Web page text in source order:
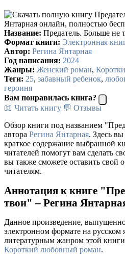
Название: Предатель. Больше не
Формат книги: Электронная
Автор: Регина Янтарная
Год написания: 2024
Жанры: Женский роман,
Теги: 25, забавный ребенок,
героиня
Вам понравилась книга?
📖 Читать книгу 💬 Отзывы
Обзор книги под названием
автора Регина Янтарная. Здесь
краткое содержание выбранной
читателей помогут вам сделать
вы также сможете оставить свой
читателям.
Аннотация к книге
твои" – Регина
Данное произведение,
электронном формате на
литературным жанром этой книги
Короткий любовный роман.